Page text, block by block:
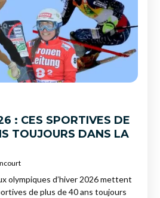
: CES SPORTIVES DE
TOUJOURS DANS LA
olympiques d’hiver 2026 mettent
de plus de 40 ans toujours